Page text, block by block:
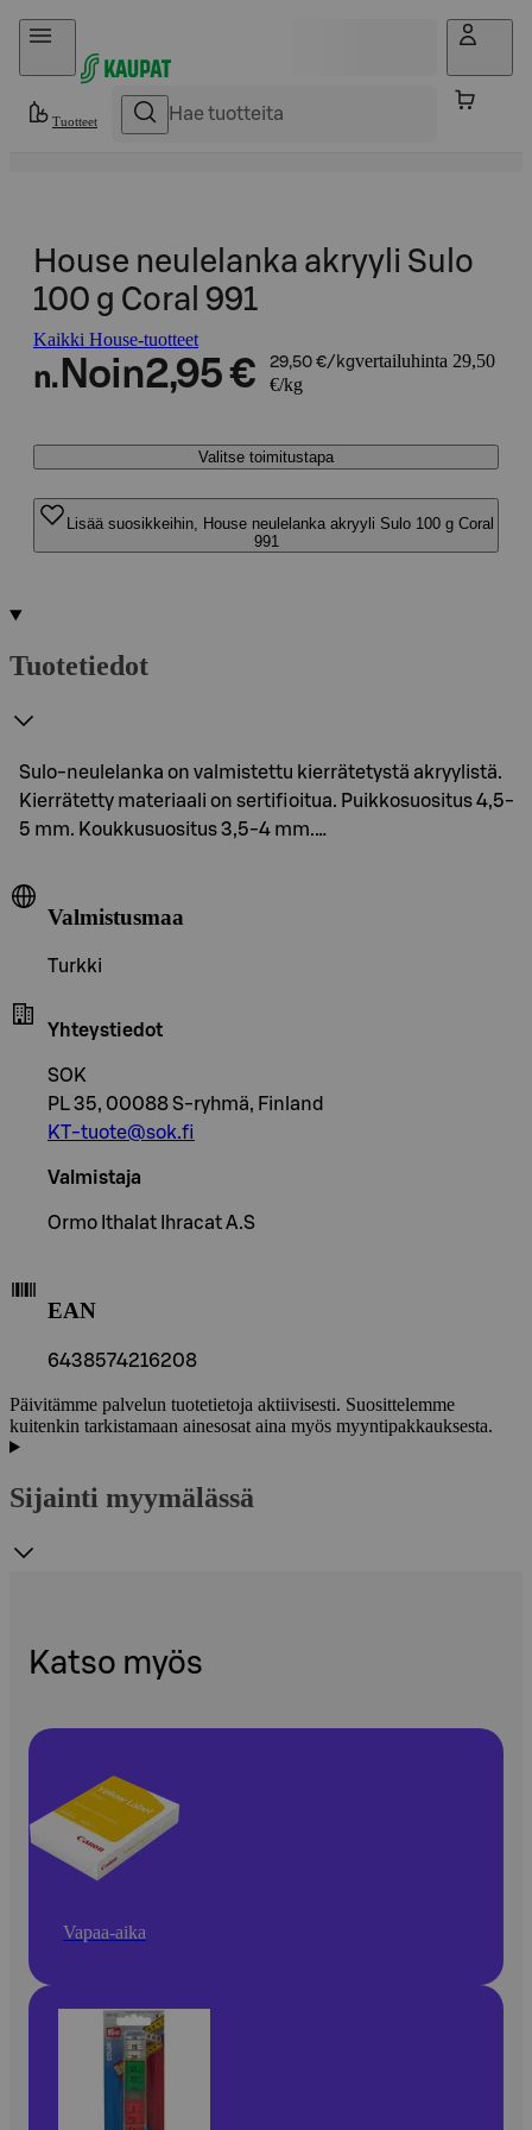
Hyppää sisältöön
Tuotteet
House neulelanka akryyli Sulo
100 g Coral 991
Kaikki House-tuotteet
n. Noin2,95 € 29,50 €/kgvertailuhinta 29,50
€/kg
Valitse toimitustapa
Lisää suosikkeihin, House neulelanka akryyli Sulo 100 g Coral
991
Tuotetiedot
Sulo-neulelanka on valmistettu kierrätetystä akryylistä.
Kierrätetty materiaali on sertifioitua. Puikkosuositus 4,5-
5 mm. Koukkusuositus 3,5-4 mm.…
Valmistusmaa
Turkki
Yhteystiedot
SOK
PL 35, 00088 S-ryhmä, Finland
KT-tuote@sok.fi
Valmistaja
Ormo Ithalat Ihracat A.S
EAN
6438574216208
Päivitämme palvelun tuotetietoja aktiivisesti. Suosittelemme
kuitenkin tarkistamaan ainesosat aina myös myyntipakkauksesta.
Sijainti myymälässä
Katso myös
Vapaa-aika